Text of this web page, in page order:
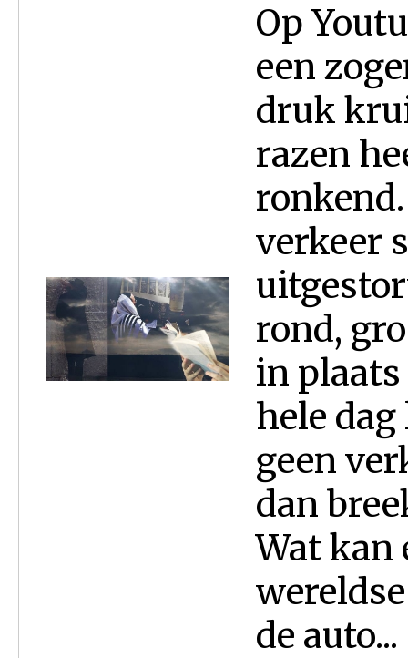
Op
een
druk
razen
verkeer
rond,
in plaats
hele
geen
dan
Wat kan
de auto...